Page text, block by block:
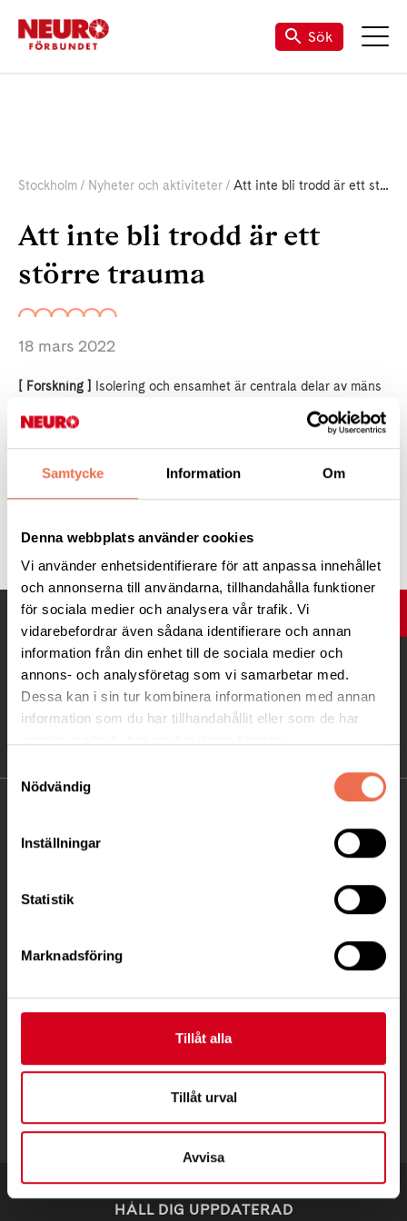
Samtycke Information Om
Denna webbplats använder cookies
Vi använder enhetsidentifierare för att anpassa innehållet
och annonserna till användarna, tillhandahålla funktioner
för sociala medier och analysera vår trafik. Vi
vidarebefordrar även sådana identifierare och annan
information från din enhet till de sociala medier och
annons- och analysföretag som vi samarbetar med.
Dessa kan i sin tur kombinera informationen med annan
information som du har tillhandahållit eller som de har
Nödvändig
Inställningar
Statistik
Marknadsföring
Tillåt alla
Tillåt urval
Avvisa
Sök
Stockholm Nyheter och aktiviteter Att inte bli trodd är ett större trauma
Att inte bli trodd är ett
större trauma
18 mars 2022
[ Forskning ]
Isolering och ensamhet är centrala delar av mäns
våld mot kvinnor. Det visar en intervjustudie med kvinnor över
hela landet av Sara Skoog Waller, doktor i psykologi vid
högskolan i Gävle.Läs mer:påforskning.se.
Besöksadress:
Telefon:
Postadress:
HÅLL DIG UPPDATERAD